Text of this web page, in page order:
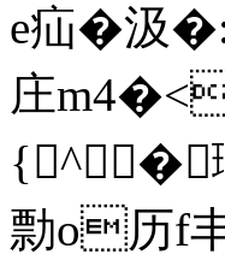
e疝�汲
庄
{^�
勡 o历f